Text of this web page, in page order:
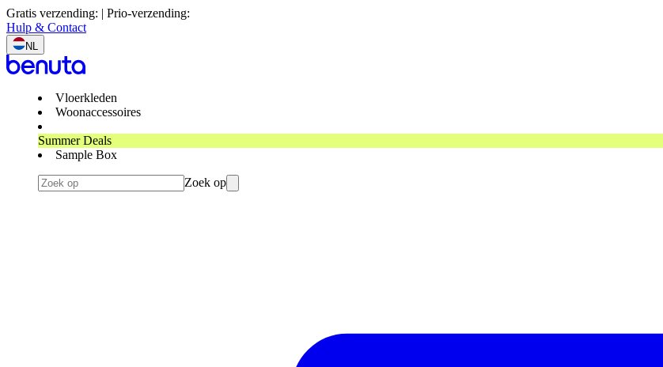
Gratis verzending: | Prio-verzending:
Hulp & Contact
NL
Vloerkleden
Woonaccessoires
Summer Deals
Sample Box
Zoek op